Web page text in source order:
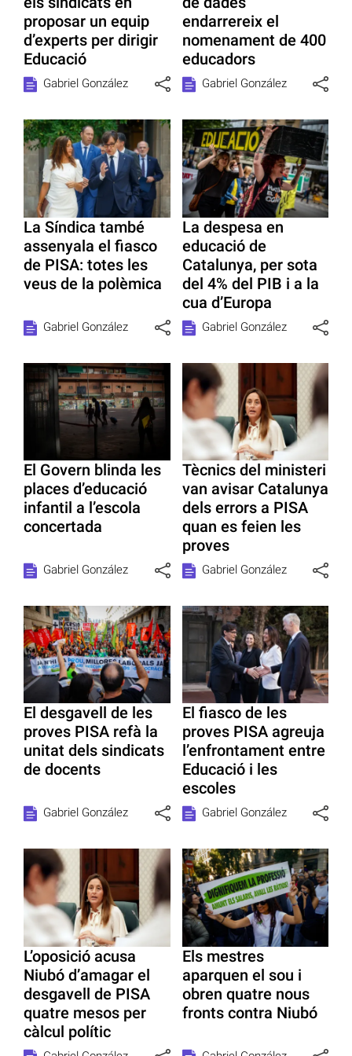
proposar un equip
d’experts per dirigir
Educació
Gabriel González
endarrereix el
nomenament de 400
educadors
Gabriel González
La Síndica també
assenyala el fiasco
de PISA: totes les
veus de la polèmica
Gabriel González
La despesa en
educació de
Catalunya, per sota
del 4% del PIB i a la
cua d’Europa
Gabriel González
El Govern blinda les
places d’educació
infantil a l’escola
concertada
Gabriel González
Tècnics del ministeri
van avisar Catalunya
dels errors a PISA
quan es feien les
proves
Gabriel González
El desgavell de les
proves PISA refà la
unitat dels sindicats
de docents
Gabriel González
El fiasco de les
proves PISA agreuja
l’enfrontament entre
Educació i les
escoles
Gabriel González
L’oposició acusa
Niubó d’amagar el
desgavell de PISA
quatre mesos per
càlcul polític
Els mestres
aparquen el sou i
obren quatre nous
fronts contra Niubó